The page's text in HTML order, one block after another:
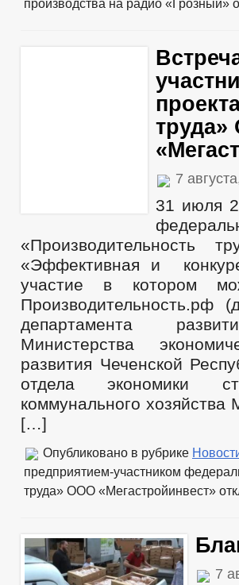
производства на радио «Грозный»
7
31 июля
«Производительность
«Эффективная и
участие в котором
Производительность.рф
департамента
Министерства
развития Чеченской
отдела экономики
коммунального хозяйства
[…]
Опубликовано в рубрике
предприятием-участником
труда» ООО «Мегастройинвест»
7